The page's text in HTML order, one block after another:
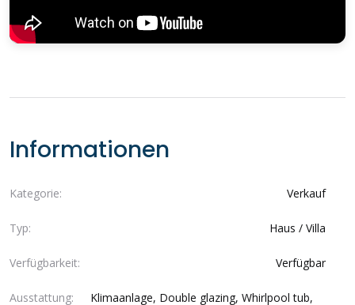
Informationen
Kategorie: Verkauf
Typ: Haus / Villa
Verfügbarkeit: Verfügbar
Ausstattung:
Klimaanlage, Double glazing, Whirlpool tub,